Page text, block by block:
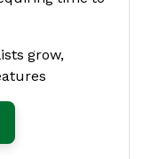
grow,